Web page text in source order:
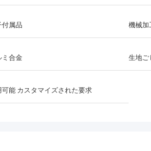
付属品 機械加
ミ合金 生地ご
可能 カスタマイズされた要求